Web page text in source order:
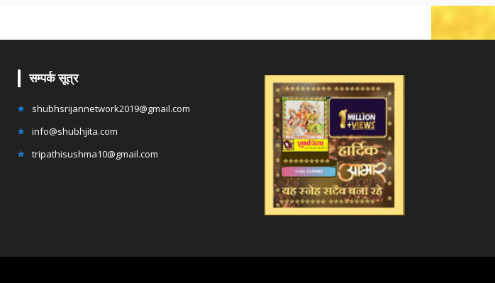
सम्पर्क सूत्र
shubhsrijannetwork2019@gmail.com
info@shubhjita.com
tripathisushma10@gmail.com